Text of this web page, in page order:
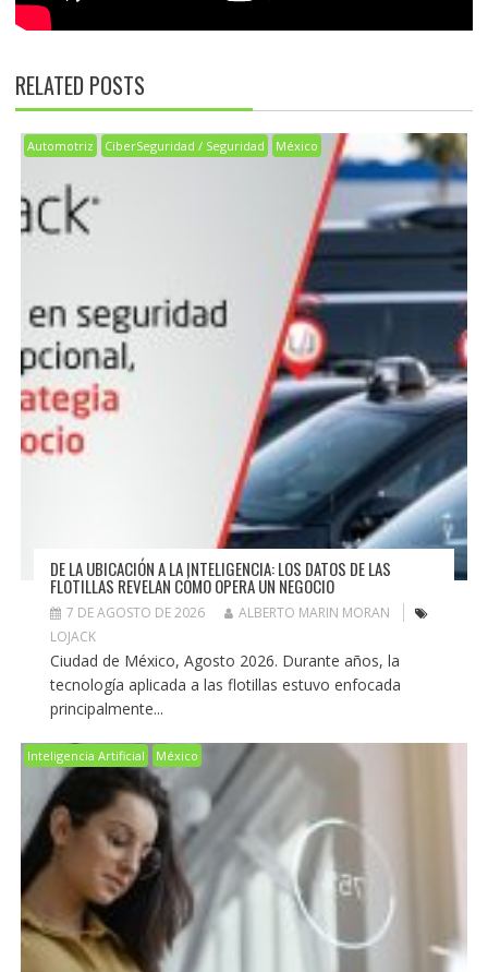
RELATED POSTS
Automotriz CiberSeguridad / Seguridad México
DE LA UBICACIÓN A LA INTELIGENCIA: LOS DATOS DE LAS
FLOTILLAS REVELAN CÓMO OPERA UN NEGOCIO
7 DE AGOSTO DE 2026
ALBERTO MARIN MORAN
LOJACK
Ciudad de México, Agosto 2026. Durante años, la
tecnología aplicada a las flotillas estuvo enfocada
principalmente...
Inteligencia Artificial México